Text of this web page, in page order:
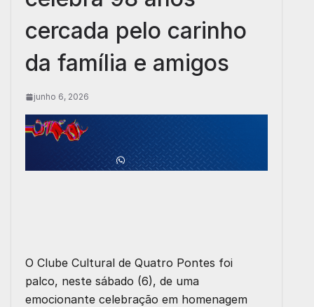
cercada pelo carinho
da família e amigos
junho 6, 2026
O Clube Cultural de Quatro Pontes foi
palco, neste sábado (6), de uma
emocionante celebração em homenagem